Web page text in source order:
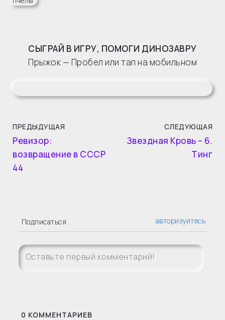
СЫГРАЙ В ИГРУ, ПОМОГИ ДИНОЗАВРУ
Прыжок — Пробел или тап на мобильном
ПРЕДЫДУЩАЯ
Ревизор:
возвращение в СССР
44
СЛЕДУЮЩАЯ
Звездная Кровь – 6.
Тинг
Подписаться авторизуйтесь
0 КОММЕНТАРИЕВ